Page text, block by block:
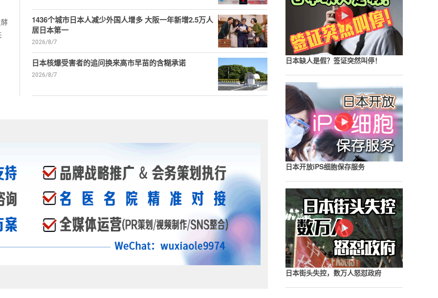
1436个城市日本人减少外国人增多 大阪一年新增2.5万人
居日本第一
2026/8/7
日本核爆受害者的追问换来高市早苗的含糊承诺
2026/8/7
日本缺人是假？签证突然叫停！
日本开放iPS细胞保存服务
日本街头失控，数万人怒怼政府